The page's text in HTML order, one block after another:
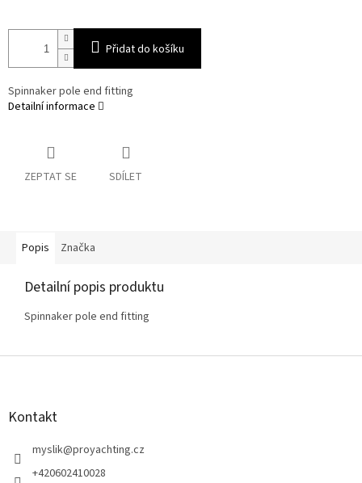
Přidat do košíku
Spinnaker pole end fitting
Detailní informace
ZEPTAT SE SDÍLET
Popis Značka
Detailní popis produktu
Spinnaker pole end fitting
Z
Kontakt
myslik@proyachting.cz
+420602410028